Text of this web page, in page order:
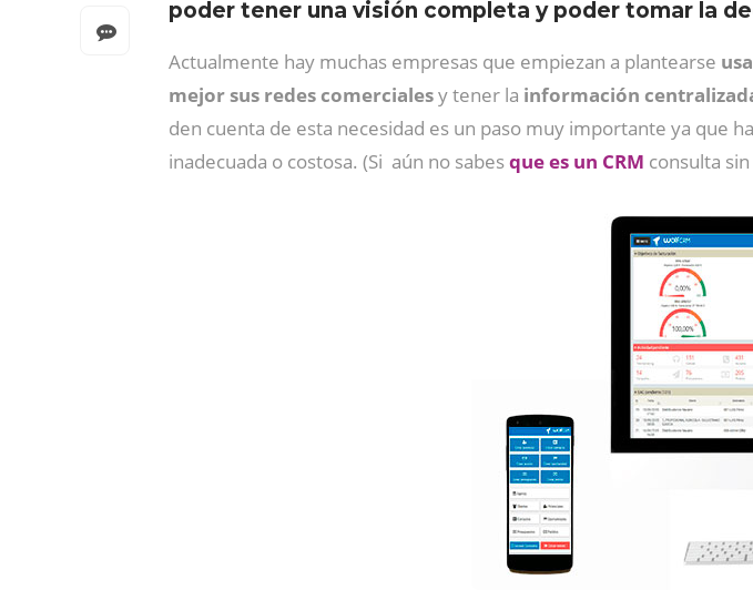
poder tener una visión completa y poder tomar la
Actualmente hay muchas empresas que empiezan a plantearse
mejor sus redes comercialesy tener la información
den cuenta de esta necesidad es un paso muy importante ya que
inadecuada o costosa. (Si aún no sabesque es un CRM consulta